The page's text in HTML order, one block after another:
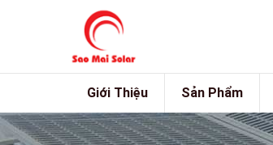
Giới Thiệu Sản Phẩm